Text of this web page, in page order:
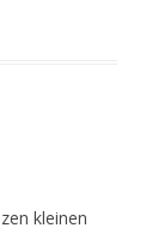
kleinen